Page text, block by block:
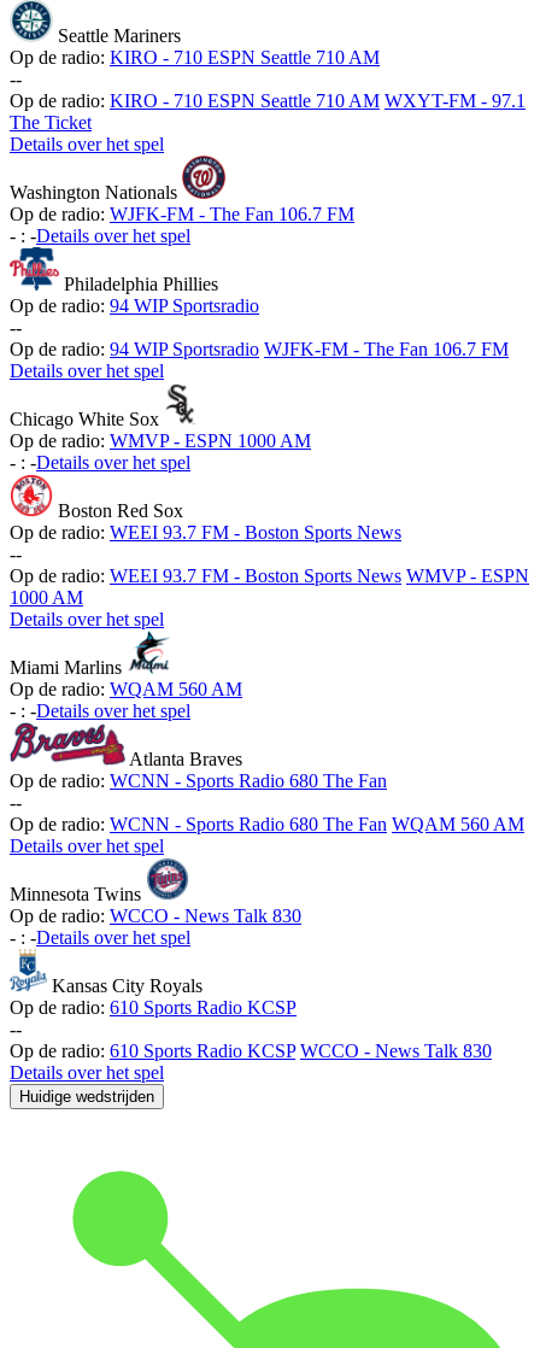
Seattle Mariners
Op de radio: KIRO - 710 ESPN Seattle 710 AM
--
Op de radio: KIRO - 710 ESPN Seattle 710 AM WXYT-FM - 97.1
The Ticket
Details over het spel
Washington Nationals
Op de radio: WJFK-FM - The Fan 106.7 FM
- : -Details over het spel
Philadelphia Phillies
Op de radio: 94 WIP Sportsradio
--
Op de radio: 94 WIP Sportsradio WJFK-FM - The Fan 106.7 FM
Details over het spel
Chicago White Sox
Op de radio: WMVP - ESPN 1000 AM
- : -Details over het spel
Boston Red Sox
Op de radio: WEEI 93.7 FM - Boston Sports News
--
Op de radio: WEEI 93.7 FM - Boston Sports News WMVP - ESPN
1000 AM
Details over het spel
Miami Marlins
Op de radio: WQAM 560 AM
- : -Details over het spel
Atlanta Braves
Op de radio: WCNN - Sports Radio 680 The Fan
--
Op de radio: WCNN - Sports Radio 680 The Fan WQAM 560 AM
Details over het spel
Minnesota Twins
Op de radio: WCCO - News Talk 830
- : -Details over het spel
Kansas City Royals
Op de radio: 610 Sports Radio KCSP
--
Op de radio: 610 Sports Radio KCSP WCCO - News Talk 830
Details over het spel
Huidige wedstrijden